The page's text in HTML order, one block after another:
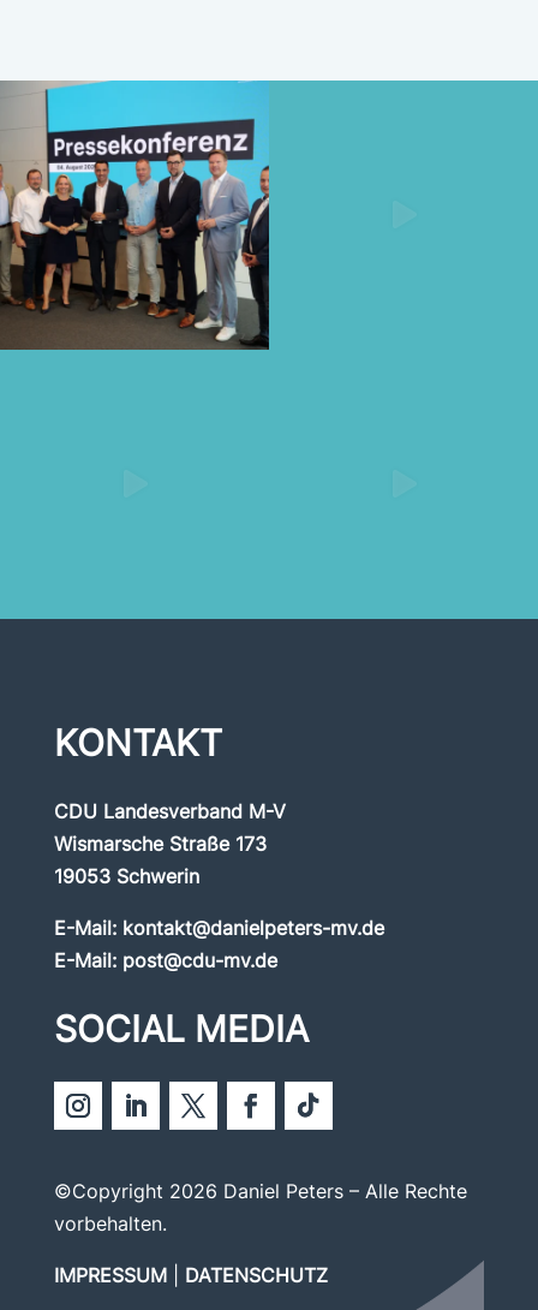
KONTAKT
CDU Landesverband M-V
Wismarsche Straße 173
19053 Schwerin
E-Mail: kontakt@danielpeters-mv.de
E-Mail: post@cdu-mv.de
SOCIAL MEDIA
©Copyright 2026 Daniel Peters – Alle Rechte
vorbehalten.
IMPRESSUM| DATENSCHUTZ